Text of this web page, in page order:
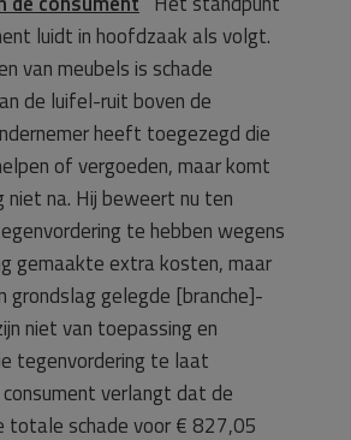
luidt in hoofdzaak als volgt.
van meubels is schade
de luifel-ruit boven de
heeft toegezegd die
of vergoeden, maar komt
niet na. Hij beweert nu ten
te hebben wegens
gemaakte extra kosten, maar
grondslag gelegde [branche]-
niet van toepassing en
tegenvordering te laat
verlangt dat de
totale schade voor € 827,05